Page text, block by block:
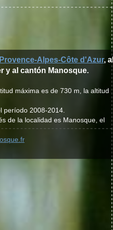
Provence-Alpes-Côte d'Azur, al
y al cantón Manosque.
máxima es de 730 m, la altitud
período 2008-2014.
de la localidad es Manosque, el